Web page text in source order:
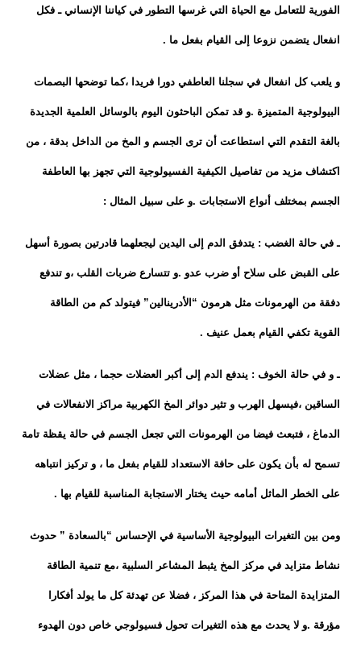
الفورية للتعامل مع الحياة التي غرسها التطور في كياننا الإنساني ـ فكل
انفعال يتضمن نزوعا إلى القيام بفعل ما .
و يلعب كل انفعال في سجلنا العاطفي دورا فريدا ،كما توضحها البصمات
البيولوجية المتميزة .و قد تمكن الباحثون اليوم بالوسائل العلمية الجديدة
بالغة التقدم التي استطاعت أن ترى الجسم و المخ من الداخل بدقة ، من
اكتشاف مزيد من تفاصيل الكيفية الفسيولوجية التي تجهز بها العاطفة
الجسم بمختلف أنواع الاستجابات .و على سبيل المثال :
ـ في حالة الغضب : يتدفق الدم إلى اليدين ليجعلهما قادرتين بصورة أسهل
على القبض على سلاح أو ضرب عدو .و تتسارع ضربات القلب ،و تندفع
دفقة من الهرمونات مثل هرمون “الأدرينالين” فيتولد كم من الطاقة
القوية تكفي القيام بعمل عنيف .
ـ و في حالة الخوف : يندفع الدم إلى أكبر العضلات حجما ، مثل عضلات
الساقين ،فيسهل الهرب و تثير دوائر المخ الكهربية مراكز الانفعالات في
الدماغ ، فتبعث فيضا من الهرمونات التي تجعل الجسم في حالة يقظة تامة
تسمح له بأن يكون على حافة الاستعداد للقيام بفعل ما ، و تركيز انتباهه
على الخطر الماثل أمامه حيث يختار الاستجابة المناسبة للقيام بها .
ومن بين التغيرات البيولوجية الأساسية في الإحساس “بالسعادة ” حدوث
نشاط متزايد في مركز المخ يثبط المشاعر السلبية ،مع تنمية الطاقة
المتزايدة المتاحة في هذا المركز ، فضلا عن تهدئة كل ما يولد أفكارا
مؤرقة .و لا يحدث مع هذه التغيرات تحول فسيولوجي خاص دون الهدوء